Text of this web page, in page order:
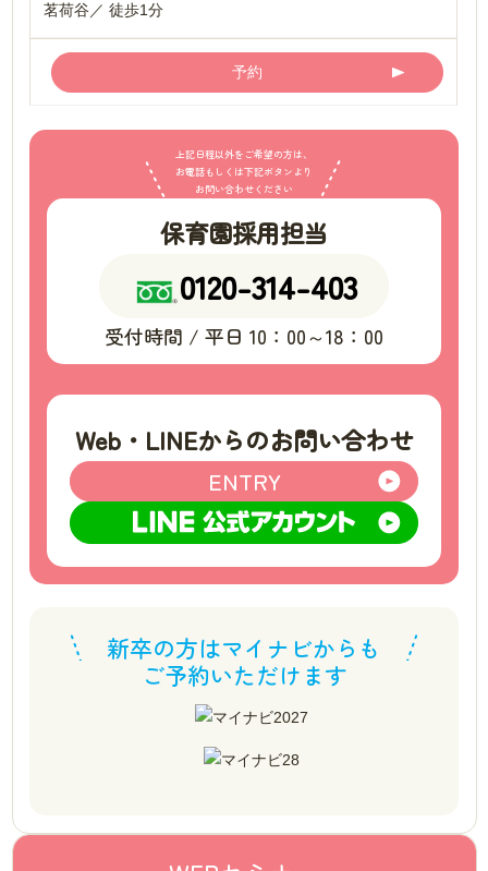
茗荷谷／ 徒歩1分
予約
上記日程以外をご希望の方は、
お電話もしくは下記ボタンより
お問い合わせください
保育園採用担当
0120-314-403
受付時間 / 平日 10：00～18：00
Web・LINEからのお問い合わせ
ENTRY
新卒の方はマイナビからも
ご予約いただけます